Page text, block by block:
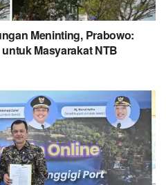
Meninting, Prabowo:
Masyarakat NTB